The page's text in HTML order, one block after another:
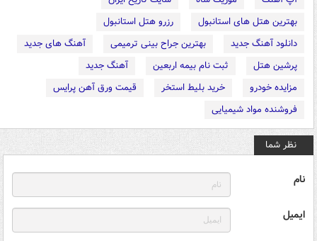
بهترین هتل های استانبول
رزرو هتل استانبول
دانلود آهنگ جدید
بهترین جراح بینی ترمیمی
آهنگ های جدید
پرشین هتل
ثبت نام بیمه اربعین
آهنگ جدید
مزایده خودرو
خرید بلیط استخر
قیمت ورق آهن پرایس
فروشنده مواد شیمیایی
نظر شما
نام
ایمیل